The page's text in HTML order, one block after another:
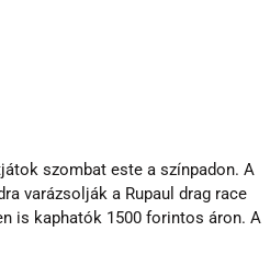
szombat este a színpadon. A
varázsolják a Rupaul drag race
is kaphatók 1500 forintos áron. A